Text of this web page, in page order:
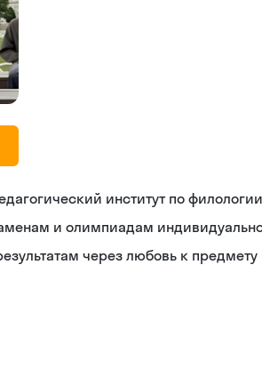
институт по
и олимпиадам
через любовь к предмету